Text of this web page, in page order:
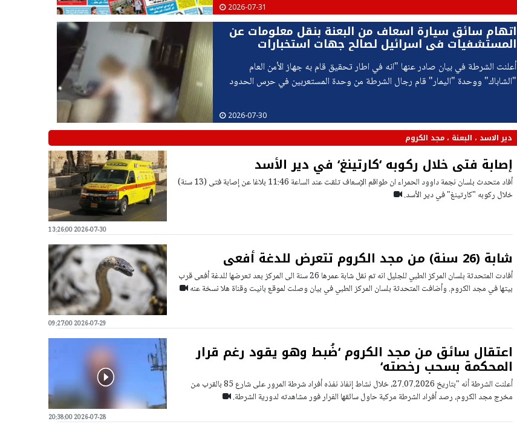
2026-07-31
اتهام سائق سيارة اسعاف من البعنة بنقل معلومات عن
المستشفيات في اسرائيل لصالح جهات استخبارات
ايرانية
أعلنت الشرطة في بيان صادر عنها "انه في اطار تحقيق قام به جهاز الأمن العام
"الشاباك" ووحدة "اليمار" قام رجال الشرطة من وحدة المستعربين في حرس الحدود
2026-07-30
دير الاسد ، البعنة ، مجد الكروم
إصابة فتى خلال ركوبه ‘كارتينغ‘ في دير الأسد
أفاد متحدث بلسان نجمة داوود الحمراء ان طواقم الإسعاف تلقت عند الساعة 11:46 بلاغا عن إصابة فتى (13 سنة)
خلال ركوبه "كارتينغ" في دير الأسد.
2026-07-30 13:26:00
شابة (26 سنة) من مجد الكروم تتعرض للدغة أفعى
أفادت المتحدثة بلسان المركز الطبي للجليل انه تم نقل شابة عمرها 26 سنة الى المركز بعد تعرضها للدغة أفعى قرب
بيتها في مجد الكروم. وأضافت المتحدثة بلسان المركز الطبي في بيان وصلت لموقع بانيت وقناة هلا نسخة عنه
2026-07-29 09:27:00
اعتقال سائق من مجد الكروم ‘ضُبط وهو يقود رغم قرار
المحكمة بسحب رخصته‘
أعلنت الشرطة أنه "بتاريخ 27.07.2026، خلال نشاط إنفاذ نفذه أفراد شرطة المرور على شارع 85 بالقرب من
مخرج مجد الكروم، رصد أفراد الشرطة مركبة حاول سائقها الفرار فور مشاهدته لدورية الشرطة.
2026-07-28 20:38:00